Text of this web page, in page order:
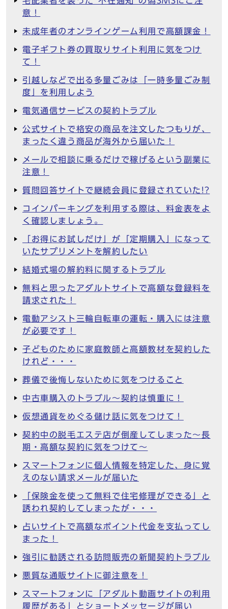
意！
未成年者のオンラインゲーム利用で高額課金！
電子ギフト券の買取りサイト利用に気をつけ
て！
引越しなどで出る多量ごみは「一時多量ごみ制
度」を利用しよう
電気通信サービスの契約トラブル
公式サイトで格安の商品を注文したつもりが、
まったく違う商品が海外から届いた！
メールで相談に乗るだけで稼げるという副業に
注意！
質問回答サイトで継続会員に登録されていた!?
コインパーキングを利用する際は、料金表をよ
く確認しましょう。
「お得にお試しだけ」が「定期購入」になって
いたサプリメントを解約したい
結婚式場の解約料に関するトラブル
無料と思ったアダルトサイトで高額な登録料を
請求された！
電動アシスト三輪自転車の運転・購入には注意
が必要です！
子どものために家庭教師と高額教材を契約した
けれど・・・
葬儀で後悔しないために気をつけること
中古車購入のトラブル～契約は慎重に！
仮想通貨をめぐる儲け話に気をつけて！
契約中の脱毛エステ店が倒産してしまった～長
期・高額な契約に気をつけて～
スマートフォンに個人情報を特定した、身に覚
えのない請求メールが届いた
「保険金を使って無料で住宅修理ができる」と
誘われ契約してしまったが・・・
占いサイトで高額なポイント代金を支払ってし
まった！
強引に勧誘される訪問販売の新聞契約トラブル
悪質な通販サイトに御注意を！
スマートフォンに「アダルト動画サイトの利用
履歴がある」とショートメッセージが届い